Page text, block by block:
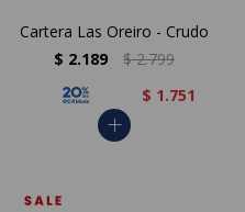
Cartera Las Oreiro - Crudo
$ 2.189 $ 2.799
$ 1.751
add